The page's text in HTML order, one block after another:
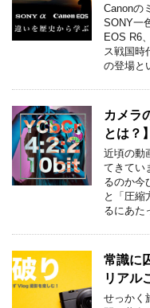
Canonの
SONY一
EOS R6
ス戦国時
の登場と
カメラ
とは？】
近頃の動
てきてい
るのか今
と「圧縮
るにあた
常識に
リアル
せっかく